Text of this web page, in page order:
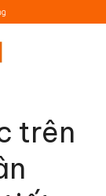
trên